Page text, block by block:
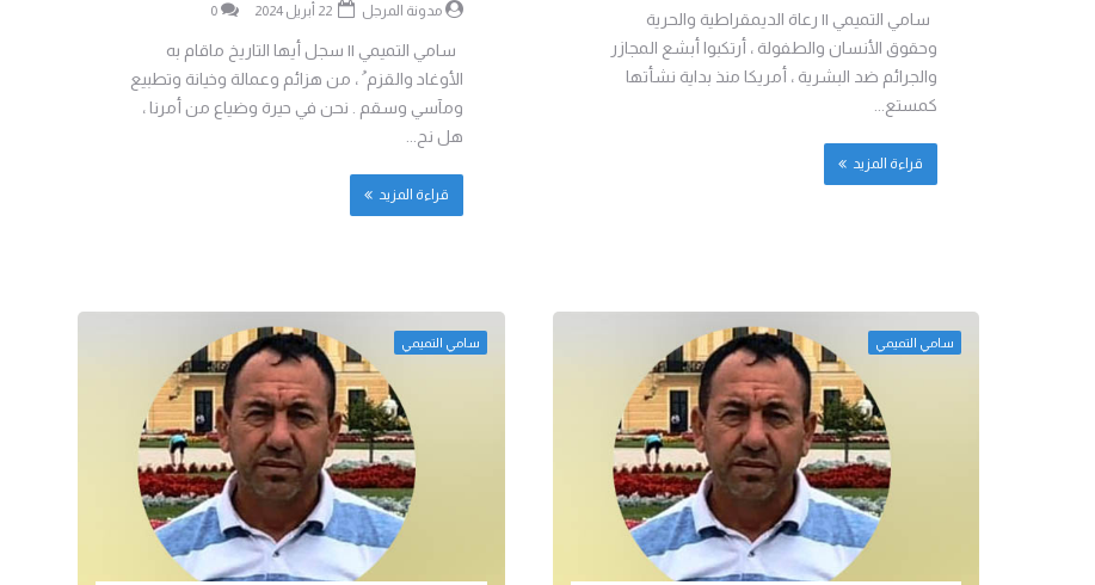
سامي التميمي || رعاة الديمقراطية والحرية
وحقوق الأنسان والطفولة ، أرتكبوا أبشع المجازر
والجرائم ضد البشرية ، أمريكا منذ بداية نشأتها
كمستع...
قراءة المزيد
مدونة المرجل 22 أبريل 2024 0
سامي التميمي || سجل أيها التاريخ ماقام به
الأوغاد والقزم ُ ، من هزائم وعمالة وخيانة وتطبيع
ومآسي وسقم . نحن في حيرة وضياع من أمرنا ،
هل نح...
قراءة المزيد
سامي التميمي سامي التميمي